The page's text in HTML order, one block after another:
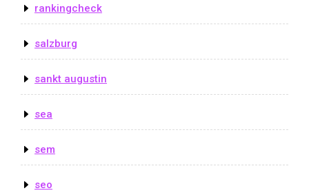
rankingcheck
salzburg
sankt augustin
sea
sem
seo